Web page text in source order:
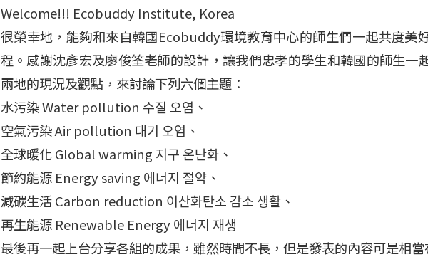
Welcome!!! Ecobuddy Institute, Korea
很榮幸地，能夠和來自韓國Ecobuddy環境教育中心的師生們一起共度美
程。感謝沈彥宏及廖俊筌老師的設計，讓我們忠孝的學生和韓國的師生一
兩地的現況及觀點，來討論下列六個主題：
水污染 Water pollution 수질 오염、
空氣污染 Air pollution 대기 오염、
全球暖化 Global warming 지구 온난화、
節約能源 Energy saving 에너지 절약、
減碳生活 Carbon reduction 이산화탄소 감소 생활、
再生能源 Renewable Energy 에너지 재생
最後再一起上台分享各組的成果，雖然時間不長，但是發表的內容可是相